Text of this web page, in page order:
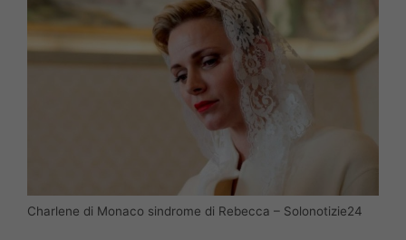
Charlene di Monaco sindrome di Rebecca – Solonotizie24